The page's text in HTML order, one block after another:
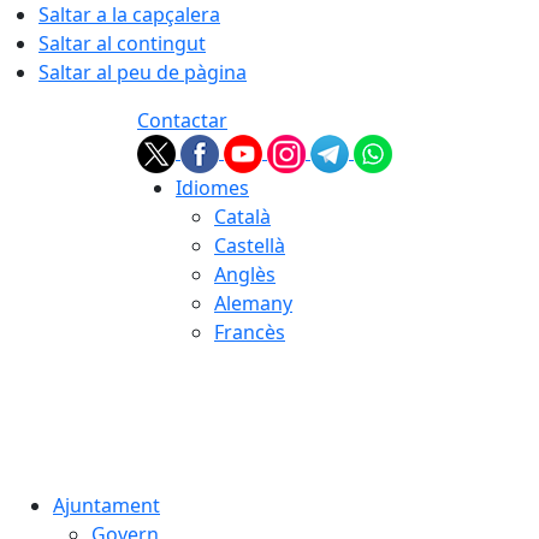
Saltar a la capçalera
Saltar al contingut
Saltar al peu de pàgina
Contactar
Idiomes
Català
Castellà
Anglès
Alemany
Francès
Ajuntament